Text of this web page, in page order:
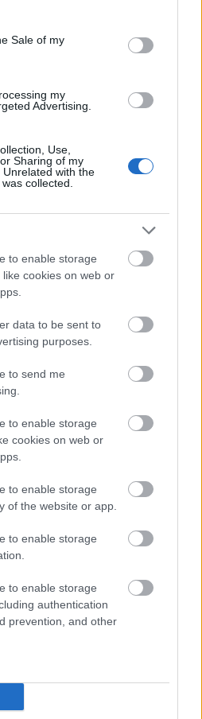
purposes in below Google
Sale of my
my
Advertising.
Use,
Sharing of my
with the
collected.
to enable storage
cookies on web or
data to be sent to
purposes.
to send me
to enable storage
cookies on web or
to enable storage
of the website or app.
to enable storage
to enable storage
authentication
prevention, and other
teremtette, bizonyosan
ujját. Tulajdonképpen
nevezni, hiszen amit
hallunk, könnyen
éve is ugyanolyan
hallhatták az akkoriak. A
09.
2015-ös budapesti vásár
Kelet Európában találkozott
szakembere a katowicei
zene és rengeteg nyitott,
Napközben a standokon
majd este hét